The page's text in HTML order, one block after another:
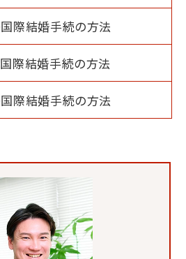
際結婚手続の方法
際結婚手続の方法
際結婚手続の方法